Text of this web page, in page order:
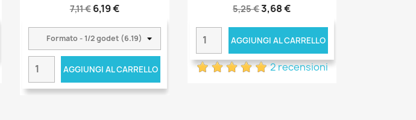
7,11 € 6,19 €
AGGIUNGI AL CARRELLO
5,25 €3,68 €
AGGIUNGI AL CARRELLO
2 recensioni